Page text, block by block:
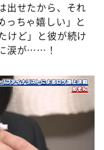
出せたから、それ
っちゃ嬉しい」と
けど」と彼が続け
涙が……！